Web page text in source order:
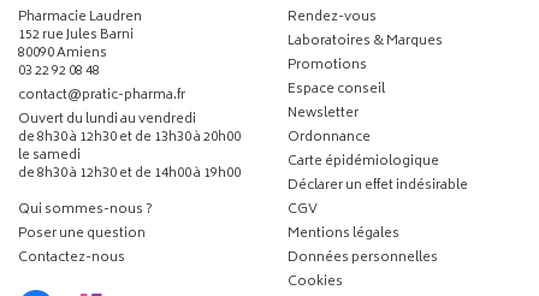
Pharmacie Laudren
152 rue Jules Barni
80090 Amiens
03 22 92 08 48
contact-
@-
pratic-pharma.fr
Ouvert du lundi au vendredi
de 8h30 à 12h30 et de 13h30 à 20h00
le samedi
de 8h30 à 12h30 et de 14h00 à 19h00
Qui sommes-nous ?
Poser une question
Contactez-nous
Rendez-vous
Laboratoires & Marques
Promotions
Espace conseil
Newsletter
Ordonnance
Carte épidémiologique
Déclarer un effet indésirable
CGV
Mentions légales
Données personnelles
Cookies